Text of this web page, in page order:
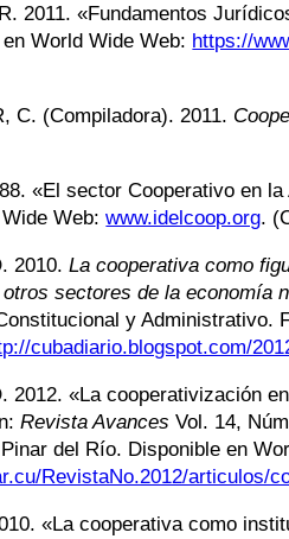
2011. «Fundamentos
World Wide Web: https://
, C. (Compiladora). 2011.
«El sector Cooperativo en
Wide Web:www.idelcoop.org.
2010. La cooperativa como
sectores de la economía
y Administrativo.
cubadiario.blogspot.com/
2012. «La cooperativización
Revista Avances Vol. 14,
del Río. Disponible en
RevistaNo.2012/articulos/
«La cooperativa como